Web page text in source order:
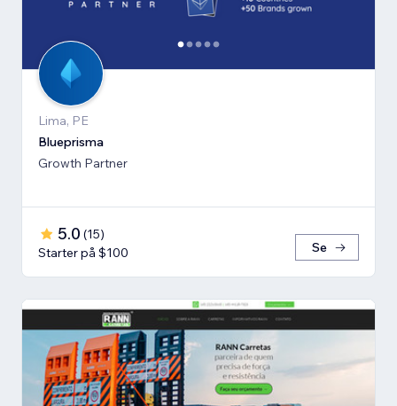
Lima, PE
Blueprisma
Growth Partner
5.0 (15)
Starter på $100
Se